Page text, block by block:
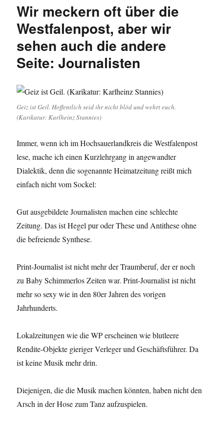
Wir meckern oft über die
Westfalenpost, aber wir
sehen auch die andere
Seite: Journalisten
Geiz ist Geil. Hoffentlich seid ihr nicht blöd und wehrt euch.
(Karikatur: Karlheinz Stannies)
Immer, wenn ich im Hochsauerlandkreis die Westfalenpost
lese, mache ich einen Kurzlehrgang in angewandter
Dialektik, denn die sogenannte Heimatzeitung reißt mich
einfach nicht vom Sockel:
Gut ausgebildete Journalisten machen eine schlechte
Zeitung. Das ist Hegel pur oder These und Antithese ohne
die befreiende Synthese.
Print-Journalist ist nicht mehr der Traumberuf, der er noch
zu Baby Schimmerlos Zeiten war. Print-Journalist ist nicht
mehr so sexy wie in den 80er Jahren des vorigen
Jahrhunderts.
Lokalzeitungen wie die WP erscheinen wie blutleere
Rendite-Objekte gieriger Verleger und Geschäftsführer. Da
ist keine Musik mehr drin.
Diejenigen, die die Musik machen könnten, haben nicht den
Arsch in der Hose zum Tanz aufzuspielen.